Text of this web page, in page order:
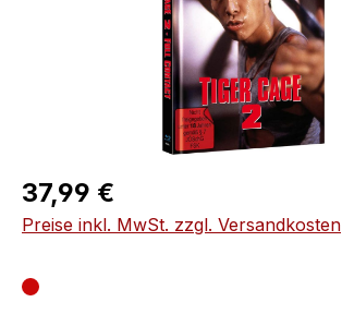
Regulärer Preis:
37,99 €
Preise inkl. MwSt. zzgl. Versandkosten